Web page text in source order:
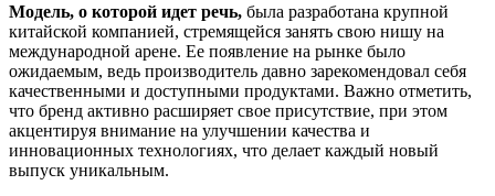
Модель, о которой идет речь, была разработана крупной
китайской компанией, стремящейся занять свою нишу на
международной арене. Ее появление на рынке было
ожидаемым, ведь производитель давно зарекомендовал себя
качественными и доступными продуктами. Важно отметить,
что бренд активно расширяет свое присутствие, при этом
акцентируя внимание на улучшении качества и
инновационных технологиях, что делает каждый новый
выпуск уникальным.